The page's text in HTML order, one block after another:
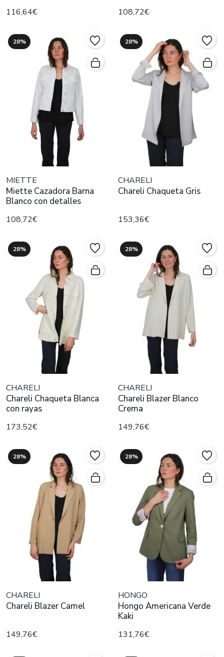
116,64€ 108,72€
28%
MIETTE
Miette Cazadora Barna
Blanco con detalles
108,72€
28%
CHARELI
Chareli Chaqueta Gris
153,36€
28%
CHARELI
Chareli Chaqueta Blanca
con rayas
173,52€
28%
CHARELI
Chareli Blazer Blanco
Crema
149,76€
28%
CHARELI
Chareli Blazer Camel
149,76€
28%
HONGO
Hongo Americana Verde
Kaki
131,76€